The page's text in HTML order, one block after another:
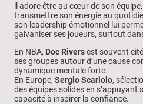
ll adore être au cœur de son
transmettre son énergie au
son leadership émotionnel lui
galvaniser ses joueurs, surtout
En NBA, Doc Riversest souvent
ses groupes autour d’une cause
dynamique mentale forte.
En Europe, Sergio Scariolo,
des équipes solides en s’appuyant
capacité à inspirer la confiance.